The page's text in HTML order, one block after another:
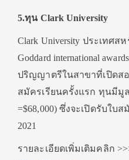
5.ทุน Clark University
Clark University ประเทศส
Goddard international
ปริญญาตรีในสาขาที่เปิดส
สมัครเรียนครั้งแรก ทุนมีมูล
=$68,000) ซึ่งจะเปิดรับใบ
2021
รายละเอียดเพิ่มเติมคลิก